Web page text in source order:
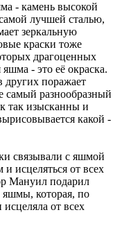
- камень высокой
лучшей сталью,
зеркальную
краски тоже
драгоценных
- это её окраска.
поражает
самый разнообразный
так изысканны и
какой -
связывали с яшмой
исцеляться от всех
Мануил подарил
которая, по
от всех